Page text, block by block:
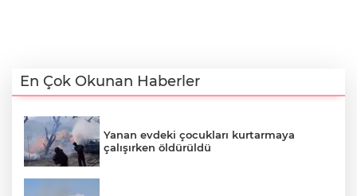
En Çok Okunan Haberler
Yanan evdeki çocukları kurtarmaya
çalışırken öldürüldü